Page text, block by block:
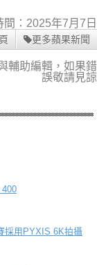
間：2025年7月7日
更多蘋果新聞
輔助編輯，如果錯
誤敬請見諒
採用PYXIS 6K拍攝